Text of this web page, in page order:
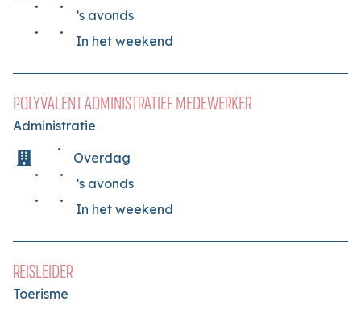
’s avonds
In het weekend
POLYVALENT ADMINISTRATIEF MEDEWERKER
Administratie
Overdag
’s avonds
In het weekend
REISLEIDER
Toerisme